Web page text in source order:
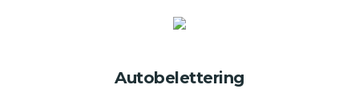
Autobelettering